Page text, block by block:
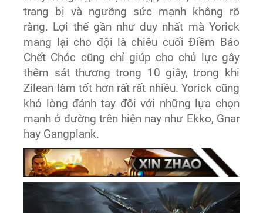
trang bị và ngưỡng sức mạnh không rõ
ràng. Lợi thế gần như duy nhất mà Yorick
mang lại cho đội là chiêu cuối Điềm Báo
Chết Chóc cũng chỉ giúp cho chủ lực gây
thêm sát thương trong 10 giây, trong khi
Zilean làm tốt hơn rất rất nhiều. Yorick cũng
khó lòng đánh tay đôi với những lựa chọn
mạnh ở đường trên hiện nay như Ekko, Gnar
hay Gangplank.